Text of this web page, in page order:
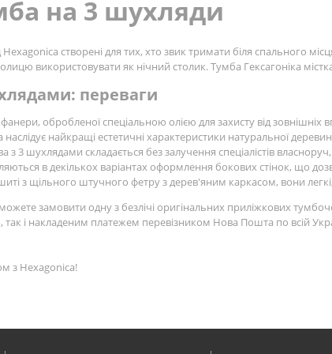
на 3 шухляди
створені для тих, хто звик тримати біля спального
використовувати як нічний столик. Тумба Гексагоніка
переваги
обробленої спеціальною олією для захисту від зовнішніх
найкращі естетичні характеристики натуральної
з 3 шухлядами складається без залучення спеціалістів
в декількох варіантах оформлення бокових стінок, що
з щільного штучного фетру з дерев'яним каркасом, вони
можете замовити одну з безлічі оригінальних приліжкових
і накладеним платежем перевізником Нова Пошта по всій
з Hexagonіca!